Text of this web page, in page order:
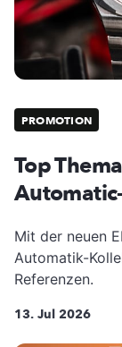
PROMOTION
Top
Mit der neuen
Automatik-
Referenzen.
13. Jul 2026